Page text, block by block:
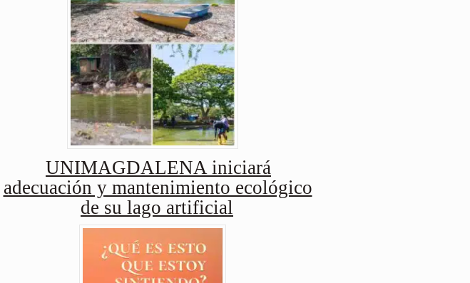
UNIMAGDALENA iniciará
adecuación y mantenimiento ecológico
de su lago artificial